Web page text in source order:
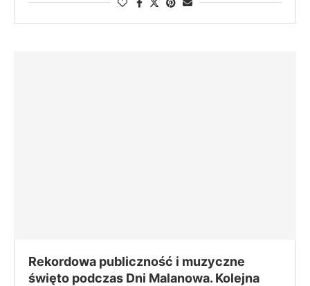
Rekordowa publiczność i muzyczne
święto podczas Dni Malanowa. Kolejna